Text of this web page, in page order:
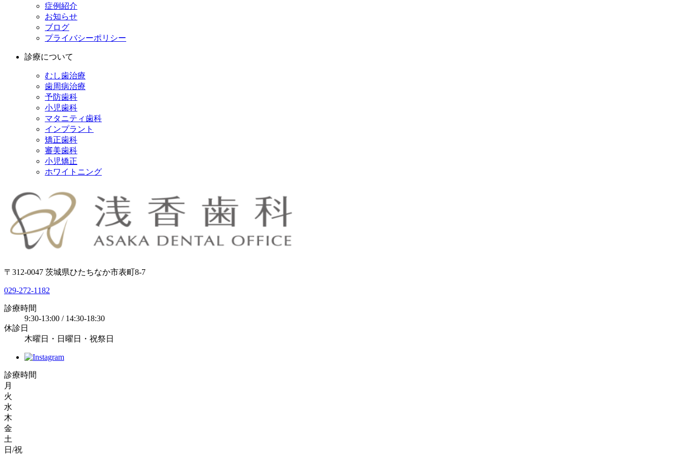
症例紹介
お知らせ
ブログ
プライバシーポリシー
診療について
むし歯治療
歯周病治療
予防歯科
小児歯科
マタニティ歯科
インプラント
矯正歯科
審美歯科
小児矯正
ホワイトニング
〒312-0047 茨城県ひたちなか市表町8-7
029-272-1182
診療時間
9:30-13:00 / 14:30-18:30
休診日
木曜日・日曜日・祝祭日
診療時間
月
火
水
木
金
土
日/祝